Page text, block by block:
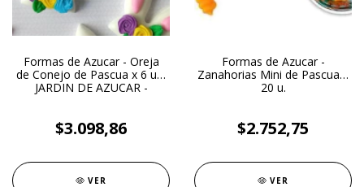
Formas de Azucar - Oreja
de Conejo de Pascua x 6 u. -
JARDIN DE AZUCAR -
$3.098,86
VER
Formas de Azucar -
Zanahorias Mini de Pascua x
20 u.
$2.752,75
VER